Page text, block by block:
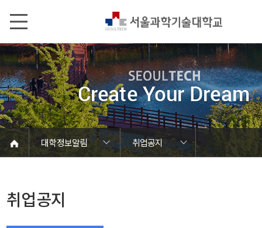
대학정보알림
취업공지
대학정보알림
정보공개
정보서비스안내
온라인민원센터
청렴행정
갑질신고센터
유실물 센터
SEOULTECH광장
대학공지사항
학사공지
장학공지
대학원공지
취업공지
대학입찰
채용정보
공모/외부행사
등록금심의위원회
코로나바이러스19 대응안내
재정위원회
취업공지